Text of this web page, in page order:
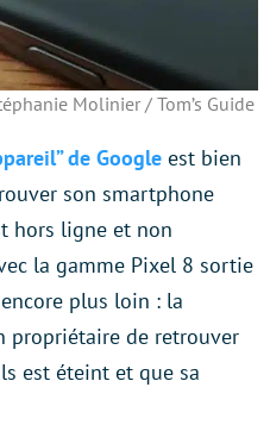
Molinier / Tom’s Guide
de Google est bien
son smartphone
hors ligne et non
la gamme Pixel 8 sortie
plus loin : la
propriétaire de retrouver
est éteint et que sa